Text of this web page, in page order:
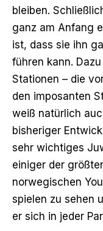
bleiben.
ganz am Anfang
ist, dass sie ihn
führen kann.
Stationen – die
den imposanten
weiß natürlich
bisheriger
sehr wichtiges
einiger der
norwegischen
spielen zu sehen
er sich in jeder